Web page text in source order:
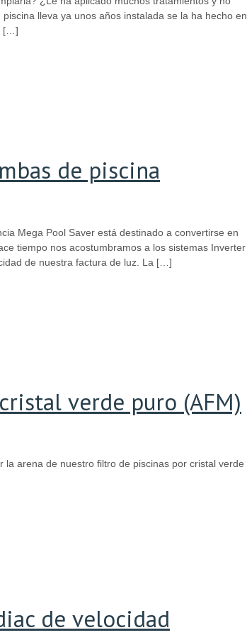
lleva ya unos años instalada se la ha hecho en
[…]
de piscina
Mega Pool Saver está destinado a convertirse en
tiempo nos acostumbramos a los sistemas Inverter
de nuestra factura de luz. La […]
verde puro (AFM)
arena de nuestro filtro de piscinas por cristal verde
de velocidad